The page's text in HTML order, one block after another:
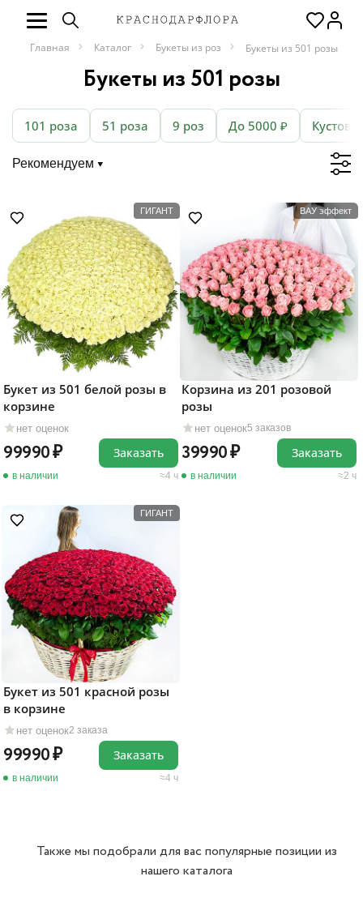
Главная Каталог Букеты из роз Букеты из 501 розы
Букеты из 501 розы
101 роза 51 роза 9 роз До 5000 ₽
Рекомендуем
ГИГАНТ
нет оценок
Букет из 501 белой розы в
корзине
99990
в наличии 4 ч
Заказать
ВАУ эффект
нет оценок5 заказов
Корзина из 201 розовой
розы
39990
в наличии 2 ч
Заказать
ГИГАНТ
нет оценок2 заказа
Букет из 501 красной розы
в корзине
99990
в наличии 4 ч
Заказать
Также мы подобрали для вас популярные позиции из
нашего каталога